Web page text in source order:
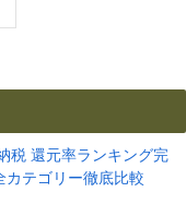
税 還元率ランキング完
カテゴリー徹底比較